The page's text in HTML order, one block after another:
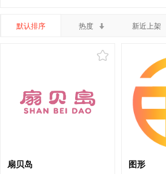
默认排序 热度 新近上架
扇贝岛 图形